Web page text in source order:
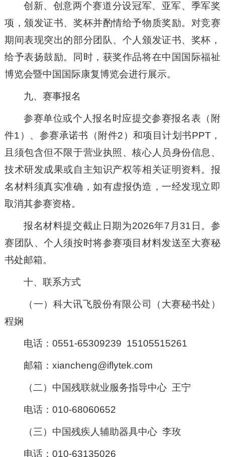
创新、创意两个赛道分设冠军、亚军、季军奖
项，颁发证书、奖杯并酌情给予物质奖励。对竞赛
期间表现突出的部分团队、个人颁发证书、奖杯，
给予表扬鼓励。同时，获奖作品将在中国国际福祉
博览会暨中国国际康复博览会进行展示。
九、赛事报名
参赛单位或个人报名时应提交参赛报名表（附
件1）、参赛承诺书（附件2）和项目计划书PPT，
且须包含但不限于营业执照、核心人员身份信息、
技术研发成果或自主知识产权等相关证明资料。报
名材料须真实准确，如有虚报伪造，一经发现立即
取消其参赛资格。
报名材料提交截止日期为2026年7月31日。参
赛团队、个人须按时将参赛项目材料发送至大赛秘
书处邮箱。
十、联系方式
（一）科大讯飞股份有限公司（大赛秘书处）
程娴
电话：0551-65309239 15105515261
邮箱：xiancheng@iflytek.com
（二）中国残联就业服务指导中心 王宁
电话：010-68060652
（三）中国残疾人辅助器具中心 李玫
电话：010-63135026